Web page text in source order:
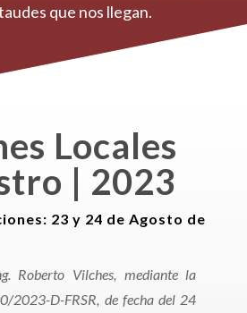
que nos llegan.
Locales
| 2023
23 y 24 de Agosto de
Roberto Vilches, mediante la
2023-D-FRSR, de fecha del 24